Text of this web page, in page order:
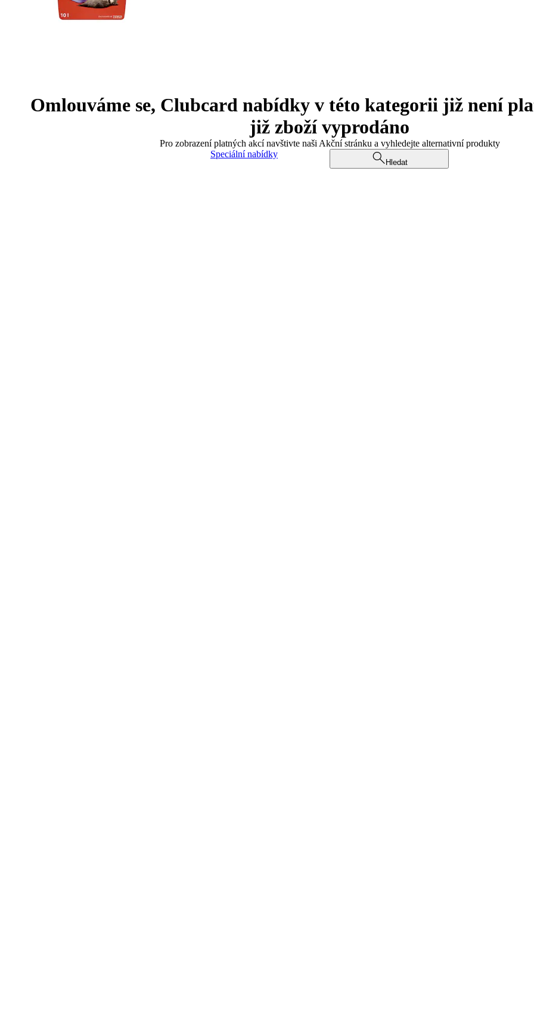
Omlouváme se, Clubcard nabídky v této kategorii již není
již zboží vyprodáno
Pro zobrazení platných akcí navštivte naši Akční stránku a vyhledejte alternativní produkty
Speciální nabídky
Hledat